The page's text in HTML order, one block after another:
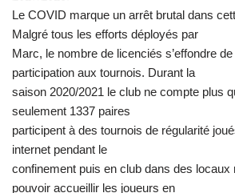
Le COVID marque un arrêt brutal dans
Malgré tous les efforts déployés par
Marc, le nombre de licenciés s’effondre
participation aux tournois. Durant la
saison 2020/2021 le club ne compte plus
seulement 1337 paires
participent à des tournois de régularité
internet pendant le
confinement puis en club dans des locaux
pouvoir accueillir les joueurs en